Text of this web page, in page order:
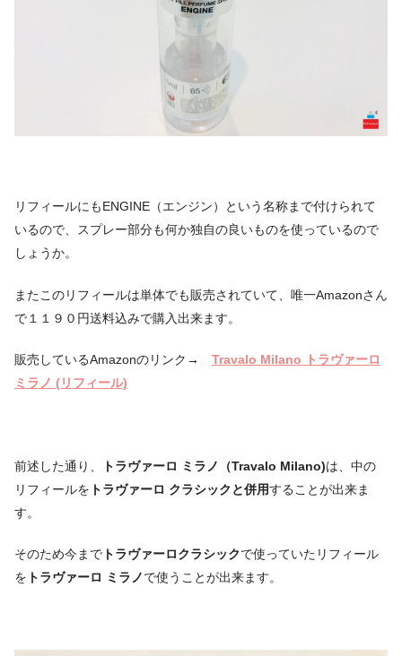
リフィールにもENGINE（エンジン）という名称まで付けられて
いるので、スプレー部分も何か独自の良いものを使っているので
しょうか。
またこのリフィールは単体でも販売されていて、唯一Amazonさん
で１１９０円送料込みで購入出来ます。
販売しているAmazonのリンク →
Travalo Milano トラヴァーロ
ミラノ (リフィール)
前述した通り、 トラヴァーロ ミラノ（Travalo Milano)は、中の
リフィールを トラヴァーロ クラシックと併用することが出来ま
す。
そのため今まで トラヴァーロクラシック で使っていたリフィール
を トラヴァーロ ミラノ で使うことが出来ます。